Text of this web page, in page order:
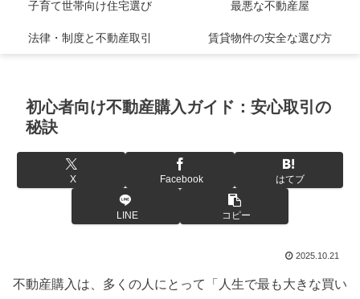
子育て世帯向け住宅選び 最悪な不動産屋
法律・制度と不動産取引 賃貸物件の安全な選び方
初心者向け不動産購入ガイド：安心取引の
秘訣
X Facebook はてブ
LINE コピー
2025.10.21
不動産購入は、多くの人にとって「人生で最も大きな買い